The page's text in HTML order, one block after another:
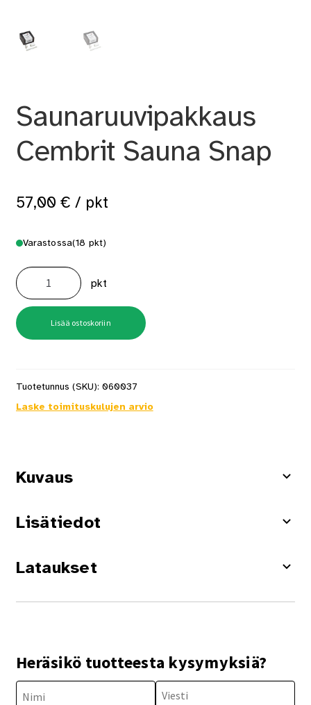
Saunaruuvipakkaus
Cembrit Sauna Snap
57,00 € / pkt
Varastossa(18 pkt)
Saunaruuvipakkaus
Cembrit
Sauna
Snap
määrä
pkt
Lisää ostoskoriin
Tuotetunnus (SKU): 060037
Laske toimituskulujen arvio
Kuvaus
Lisätiedot
Lataukset
Heräsikö tuotteesta kysymyksiä?